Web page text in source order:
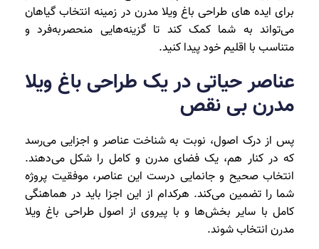
برای ایده های طراحی باغ ویلا مدرن در زمینه انتخاب گیاهان
می‌تواند به شما کمک کند تا گزینه‌هایی منحصربه‌فرد و
متناسب با اقلیم خود پیدا کنید.
عناصر حیاتی در یک طراحی باغ ویلا
مدرن بی نقص
پس از درک اصول، نوبت به شناخت عناصر و اجزایی می‌رسد
که در کنار هم، یک فضای مدرن و کامل را شکل می‌دهند.
انتخاب صحیح و جانمایی درست این عناصر، موفقیت پروژه
شما را تضمین می‌کند. هرکدام از این اجزا باید در هماهنگی
کامل با سایر بخش‌ها و با پیروی از اصول طراحی باغ ویلا
مدرن انتخاب شوند.